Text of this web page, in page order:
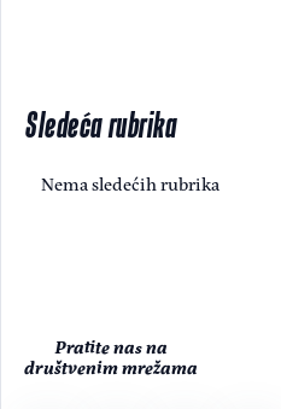
Sledeća rubrika
Nema sledećih rubrika
Pratite nas na
društvenim mrežama